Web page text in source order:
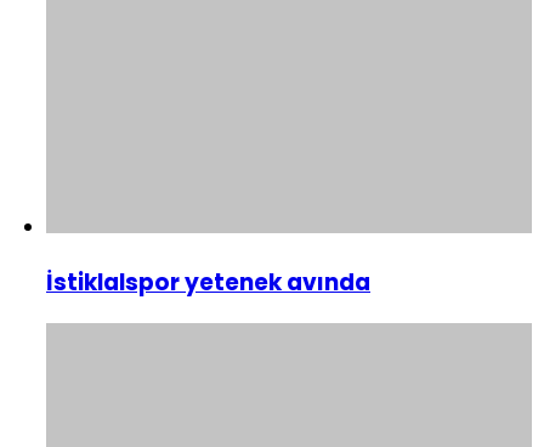
İstiklalspor yetenek avında